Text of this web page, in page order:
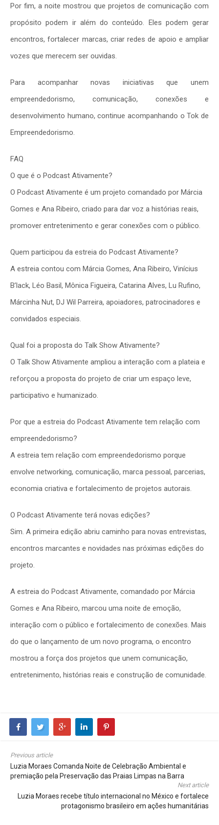
Por fim, a noite mostrou que projetos de comunicação com
propósito podem ir além do conteúdo. Eles podem gerar
encontros, fortalecer marcas, criar redes de apoio e ampliar
vozes que merecem ser ouvidas.
Para acompanhar novas iniciativas que unem
empreendedorismo, comunicação, conexões e
desenvolvimento humano, continue acompanhando o Tok de
Empreendedorismo.
FAQ
O que é o Podcast Ativamente?
O Podcast Ativamente é um projeto comandado por Márcia
Gomes e Ana Ribeiro, criado para dar voz a histórias reais,
promover entretenimento e gerar conexões com o público.
Quem participou da estreia do Podcast Ativamente?
A estreia contou com Márcia Gomes, Ana Ribeiro, Vinícius
B’lack, Léo Basil, Mônica Figueira, Catarina Alves, Lu Rufino,
Márcinha Nut, DJ Wil Parreira, apoiadores, patrocinadores e
convidados especiais.
Qual foi a proposta do Talk Show Ativamente?
O Talk Show Ativamente ampliou a interação com a plateia e
reforçou a proposta do projeto de criar um espaço leve,
participativo e humanizado.
Por que a estreia do Podcast Ativamente tem relação com
empreendedorismo?
A estreia tem relação com empreendedorismo porque
envolve networking, comunicação, marca pessoal, parcerias,
economia criativa e fortalecimento de projetos autorais.
O Podcast Ativamente terá novas edições?
Sim. A primeira edição abriu caminho para novas entrevistas,
encontros marcantes e novidades nas próximas edições do
projeto.
A estreia do Podcast Ativamente, comandado por Márcia
Gomes e Ana Ribeiro, marcou uma noite de emoção,
interação com o público e fortalecimento de conexões. Mais
do que o lançamento de um novo programa, o encontro
mostrou a força dos projetos que unem comunicação,
entretenimento, histórias reais e construção de comunidade.
Previous article
Luzia Moraes Comanda Noite de Celebração Ambiental e
premiação pela Preservação das Praias Limpas na Barra
Next article
Luzia Moraes recebe título internacional no México e fortalece
protagonismo brasileiro em ações humanitárias